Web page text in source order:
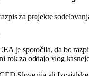
za projekte
je sporočila, da bo
rok za oddajo vlog